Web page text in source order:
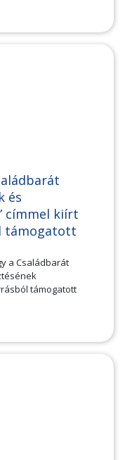
és
címmel kiírt
támogatott
a Családbarát
támogatott